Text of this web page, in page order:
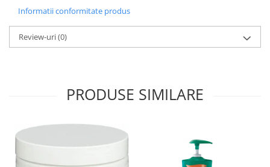
Informatii conformitate produs
Review-uri(0)
PRODUSE SIMILARE